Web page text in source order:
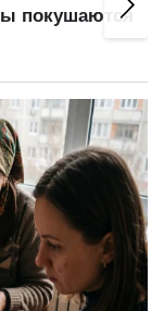
покушаются